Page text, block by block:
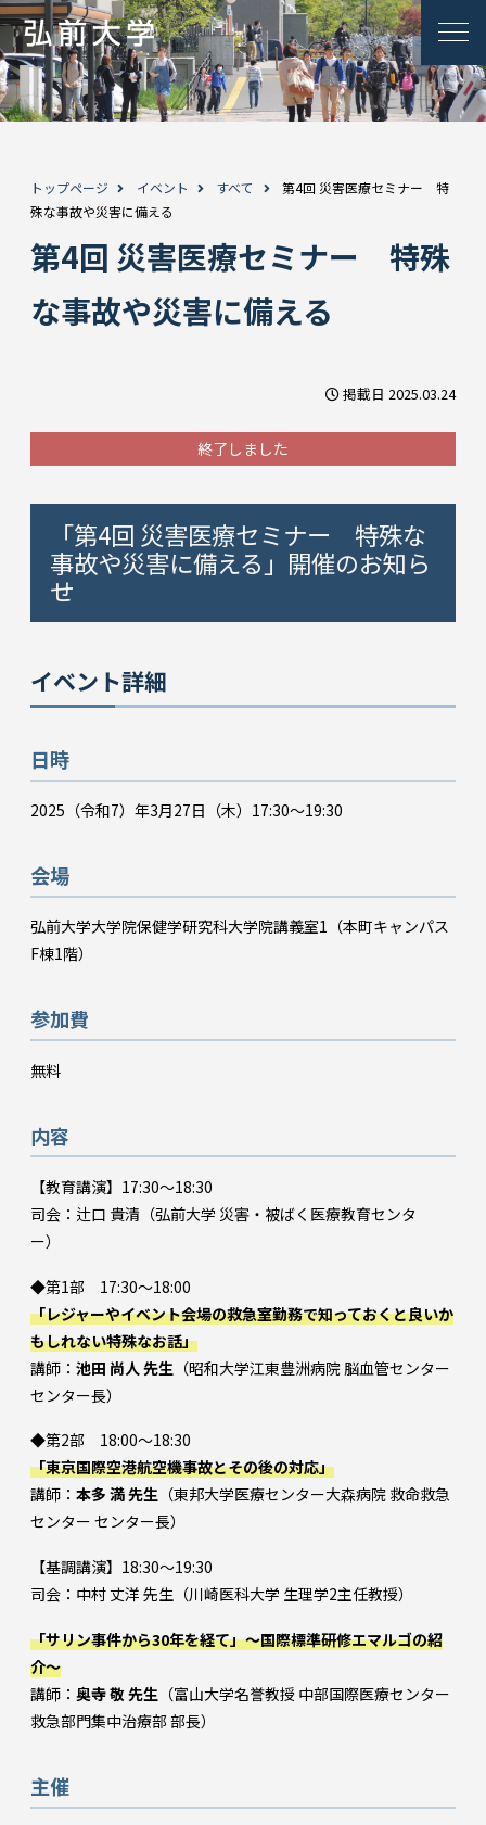
トップページ イベント すべて
第4回 災害医療セミナー 特
殊な事故や災害に備える
第4回 災害医療セミナー 特殊
な事故や災害に備える
掲載日 2025.03.24
終了しました
「第4回 災害医療セミナー 特殊な
事故や災害に備える」開催のお知ら
せ
イベント詳細
日時
2025（令和7）年3月27日（木）17:30～19:30
会場
弘前大学大学院保健学研究科大学院講義室1（本町キャンパス
F棟1階）
参加費
無料
内容
【教育講演】17:30～18:30
司会：辻口 貴清（弘前大学 災害・被ばく医療教育センタ
ー）
◆第1部 17:30〜18:00
「レジャーやイベント会場の救急室勤務で知っておくと良いか
もしれない特殊なお話」
講師： 池田 尚人 先生 （昭和大学江東豊洲病院 脳血管センター
センター長）
◆第2部 18:00〜18:30
「東京国際空港航空機事故とその後の対応」
講師： 本多 満 先生 （東邦大学医療センター大森病院 救命救急
センター センター長）
【基調講演】18:30～19:30
司会：中村 丈洋 先生（川崎医科大学 生理学2主任教授）
「サリン事件から30年を経て」～国際標準研修エマルゴの紹
介～
講師： 奥寺 敬 先生 （富山大学名誉教授 中部国際医療センター
救急部門集中治療部 部長）
主催